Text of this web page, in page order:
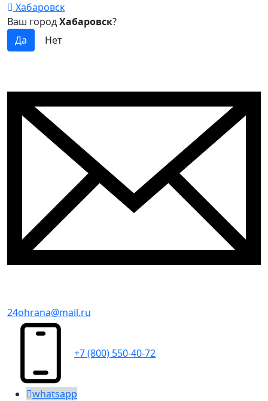
Хабаровск
Ваш городХабаровск?
24ohrana@mail.ru
+7 (800) 550-40-72
whatsapp